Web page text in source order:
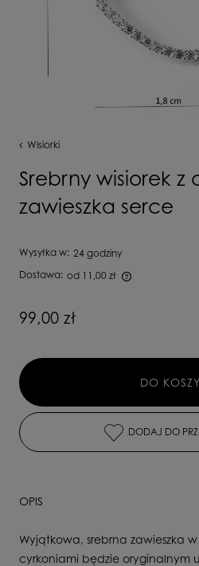
Wisiorki
Srebrny wisiorek z
zawieszka serce
Wysyłka w: 24 godziny
Dostawa: od 11,00 zł
99,00 zł
DO
DODAJ DO
OPIS
Wyjątkowa, srebrna zawieszka w
cyrkoniami będzie oryginalnym